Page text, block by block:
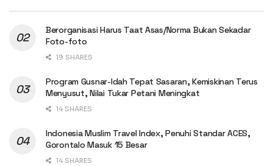
Berorganisasi Harus Taat Asas/Norma Bukan Sekadar
Foto-foto
19 SHARES
Program Gusnar-Idah Tepat Sasaran, Kemiskinan Terus
Menyusut, Nilai Tukar Petani Meningkat
14 SHARES
Indonesia Muslim Travel Index, Penuhi Standar ACES,
Gorontalo Masuk 15 Besar
14 SHARES